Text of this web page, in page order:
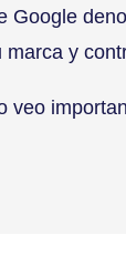
Google
marca y
veo